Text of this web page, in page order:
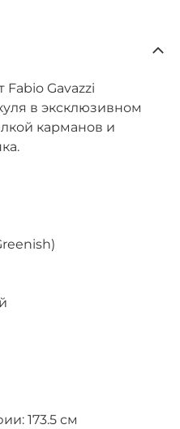
Fabio Gavazzi
в эксклюзивном
карманов и
173.5 см